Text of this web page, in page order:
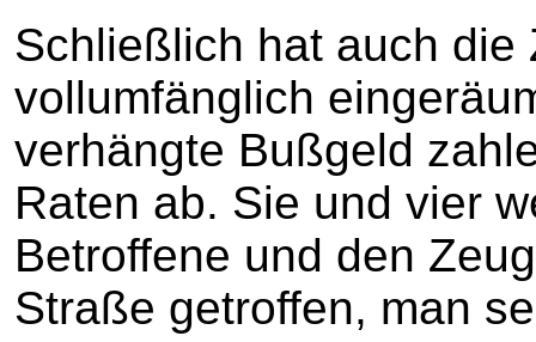
Schließlich hat auch die
vollumfänglich
verhängte Bußgeld
Raten ab. Sie und vier
Betroffene und den
Straße getroffen, man